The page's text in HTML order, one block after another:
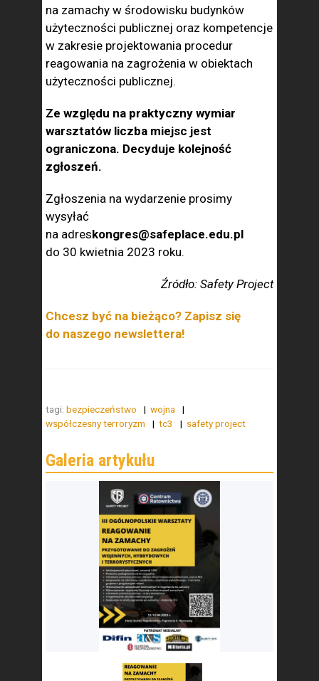
na zamachy w środowisku budynków
użyteczności publicznej oraz kompetencje
w zakresie projektowania procedur
reagowania na zagrożenia w obiektach
użyteczności publicznej.
Ze względu na praktyczny wymiar
warsztatów liczba miejsc jest
ograniczona. Decyduje kolejność
zgłoszeń.
Zgłoszenia na wydarzenie prosimy
wysyłać
na adreskongres@safeplace.edu.pl
do 30 kwietnia 2023 roku.
Źródło: Safety Project
Chcesz być na bieżąco? Zapisz się
do naszego newslettera!
tagi: bezpieczeństwo
wojna
współczesny terroryzm
tc3 safety project